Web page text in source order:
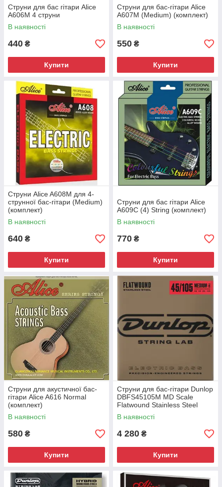
Струни для бас гітари Alice
A606M 4 струни
В наявності
440 ₴
Купити
Струни для бас-гітари Alice
A607M (Medium) (комплект)
В наявності
550 ₴
Купити
Струни Alice A608M для 4-
струнної бас-гітари (Medium)
(комплект)
В наявності
640 ₴
Купити
Струни для бас гітари Alice
A609C (4) String (комплект)
В наявності
770 ₴
Купити
Струни для акустичної бас-
гітари Alice A616 Normal
(комплект)
В наявності
580 ₴
Купити
Струни для бас-гітари Dunlop
DBFS45105M MD Scale
Flatwound Stainless Steel
В наявності
4 280 ₴
Купити